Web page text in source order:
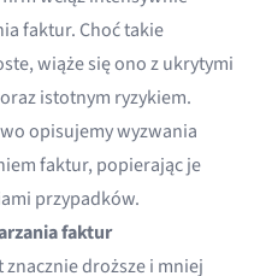
faktur. Choć takie
wiąże się ono z ukrytymi
istotnym ryzykiem.
opisujemy wyzwania
faktur, popierając je
przypadków.
faktur
droższe i mniej